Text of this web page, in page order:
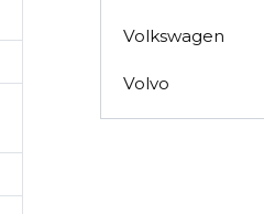
Volkswagen
Volvo